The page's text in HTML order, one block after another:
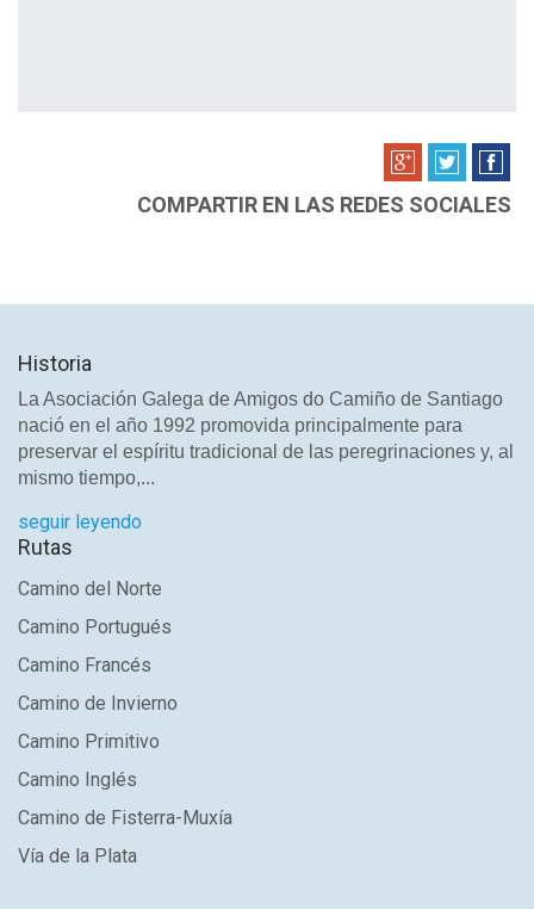
COMPARTIR EN LAS REDES SOCIALES
Historia
La Asociación Galega de Amigos do Camiño de Santiago
nació en el año 1992 promovida principalmente para
preservar el espíritu tradicional de las peregrinaciones y, al
mismo tiempo,...
seguir leyendo
Rutas
Camino del Norte
Camino Portugués
Camino Francés
Camino de Invierno
Camino Primitivo
Camino Inglés
Camino de Fisterra-Muxía
Vía de la Plata